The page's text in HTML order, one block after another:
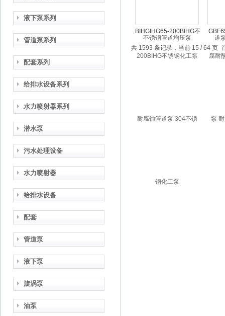
液下泵系列
管道泵系列
配套系列
给排水设备系列
水力喷射器系列
潜水泵
污水处理设备
水力喷射器
给排水设备
配套
管道泵
液下泵
旋涡泵
油泵
BIHGIHG65-200BIHG不
锈钢化工泵 耐腐蚀管道
泵 304不锈钢化工泵
酸管
腐
共 1593 条记录，当前 15 / 64 页